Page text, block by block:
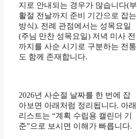
지로 안내되는 경우가 많습니다(부
활절 전날까지 준비 기간으로 잡는
방식). 전례 관점에서는 성목요일
(주님 만찬 성목요일) 저녁 미사 전
까지를 사순 시기로 구분하는 전통
도 함께 존재합니다.
2026년 사순절 날짜를 한 번에 잡
아보면 아래처럼 정리됩니다. 아래
리스트는 “계획 수립용 캘린더 기
준”으로 보시면 이해가 빠릅니다.